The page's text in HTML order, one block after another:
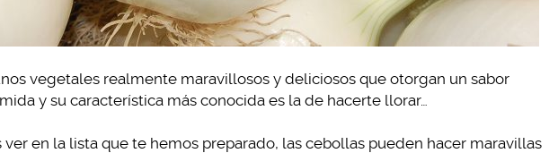
vegetales realmente maravillosos y deliciosos que otorgan un sabor
y su característica más conocida es la de hacerte llorar…
ver en la lista que te hemos preparado, las cebollas pueden hacer maravillas